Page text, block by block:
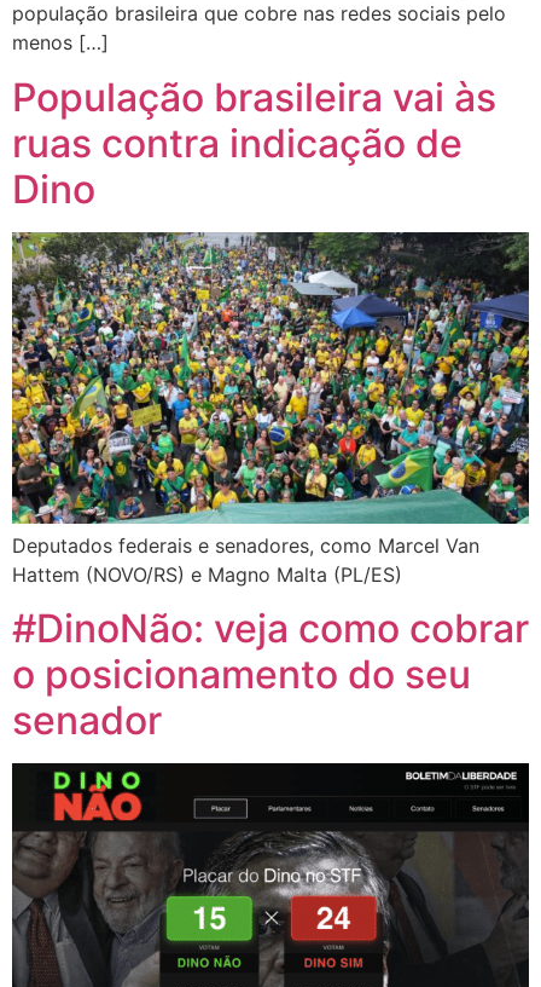
população brasileira que cobre nas redes sociais pelo
menos […]
População brasileira vai às
ruas contra indicação de
Dino
Deputados federais e senadores, como Marcel Van
Hattem (NOVO/RS) e Magno Malta (PL/ES)
#DinoNão: veja como cobrar
o posicionamento do seu
senador